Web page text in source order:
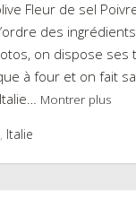
Fleur de sel
des
on dispose ses
à four et on fait
Montrer plus
, Italie